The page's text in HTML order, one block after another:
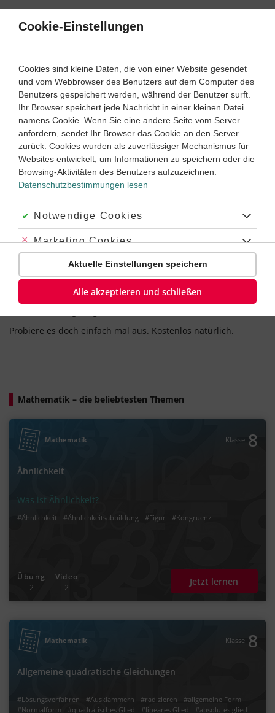
Direkt
Inhalt
Mathe lernen mit DUDEN Learnattack
Klasse 8
Mathematik online lernen – so funktioniert es
Die Vorteile des Online-Lernens in Mathematik
Mathematiknachhilfe online: Materialien zum Selbstlernen
Du möchtest Mathe lernen und auch wirklich verstehen, was
du da tust? Und trotzdem nicht jeden Tag noch eine Stunde
extra lernen müssen? Dann solltest du einmal anders lernen
als sonst: online, mit Erklärvideos, Übungen und den
Lernwegen von Duden Learnattack. Dann lernst du nämlich
genau so, dass du alles verstehst, nichts vergisst und
Probiere es doch einfach mal aus. Kostenlos natürlich.
Mathematik – die beliebtesten Themen
Mathematik Klasse 8
Ähnlichkeit
Was ist Ähnlichkeit?
#Ähnlichkeit #Ähnlichkeitsabbildung #Figur #Kongruenz
Übung
2
Video
2
Jetzt lernen
Mathematik Klasse 8
Allgemeine quadratische Gleichungen
#Lösungsverfahren #Ausklammern #radizieren
#allgemeine Form
#Normalform
#quadratisches Glied #lineares Glied
#absolutes glied
Cookie-Einstellungen
Cookies sind kleine Daten, die von einer Website gesendet
und vom Webbrowser des Benutzers auf dem Computer des
Benutzers gespeichert werden, während der Benutzer surft.
Ihr Browser speichert jede Nachricht in einer kleinen Datei
namens Cookie. Wenn Sie eine andere Seite vom Server
anfordern, sendet Ihr Browser das Cookie an den Server
zurück. Cookies wurden als zuverlässiger Mechanismus für
Websites entwickelt, um Informationen zu speichern oder die
Browsing-Aktivitäten des Benutzers aufzuzeichnen.
Datenschutzbestimmungen lesen
Akzeptiert:
Notwendige Cookies
Abgelehnt:
Marketing Cookies
Abgelehnt:
Personalisierungs-Cookies
Aktuelle Einstellungen speichern
Alle akzeptieren und schließen